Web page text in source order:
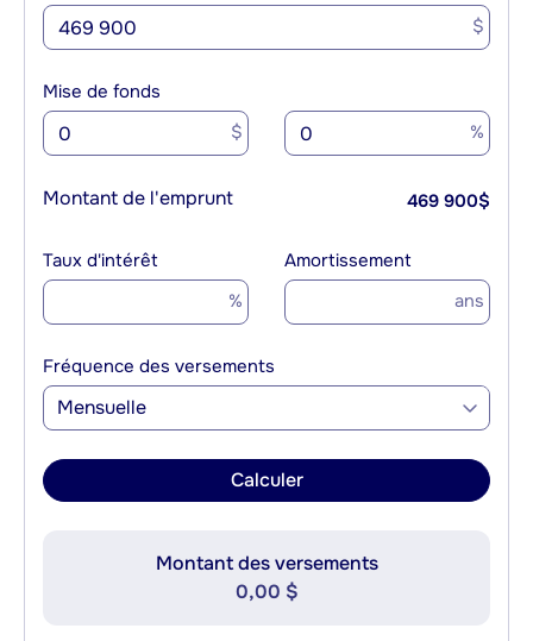
$
Mise de fonds
$ %
Montant de l'emprunt 469 900$
Taux d'intérêt
%
Amortissement
ans
Fréquence des versements
Mensuelle
Calculer
Montant des versements
0,00 $